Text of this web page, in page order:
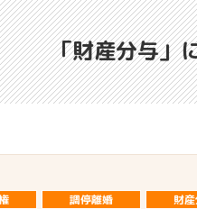
「財産分与」
調停離婚 財